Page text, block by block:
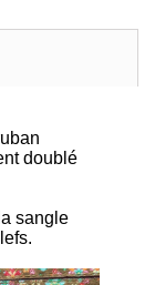
doublé
sangle